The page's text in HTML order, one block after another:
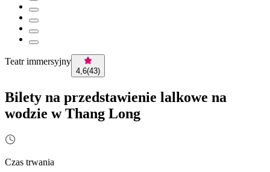
Teatr immersyjny
4,6(43)
Bilety na przedstawienie lalkowe na
wodzie w Thang Long
Czas trwania